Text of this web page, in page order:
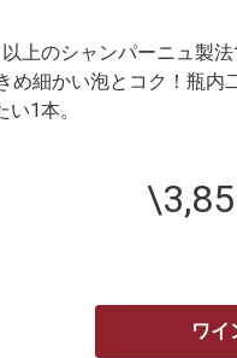
上のシャンパーニュ製
め細かい泡とコク！瓶内
1本。
ワイ